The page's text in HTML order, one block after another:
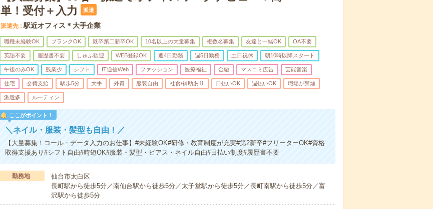
単！受付＋入力
派遣
派遣先 駅近オフィス＊大手企業
職種未経験OK ブランクOK 既卒第二新卒OK 10名以上の大量募集 複数名募集 友達と一緒OK OA不要
英語不要 履歴書不要 しゅふ歓迎 WEB登録OK 週4日勤務 週5日勤務 土日祝休 朝10時以降スタート
午後のみOK 残業少 シフト IT通信Web ファッション 医療福祉 金融 マスコミ広告 芸能音楽
住宅 交費支給 駅歩5分 大手 外資 服装自由 社食/補助あり 日払いOK 週払いOK 職場が禁煙
派遣多 ルーティン
ここがポイント！
＼ネイル・服装・髪型も自由！／
【大量募集！コール・データ入力のお仕事】#未経験OK#研修・教育制度が充実#第2新卒#フリーターOK#資格
取得支援あり#シフト自由#時短OK#服装・髪型・ピアス・ネイル自由#日払い制度#履歴書不要
勤務地
仙台市太白区
長町駅から徒歩5分／南仙台駅から徒歩5分／太子堂駅から徒歩5分／長町南駅から徒歩5分／富
沢駅から徒歩5分